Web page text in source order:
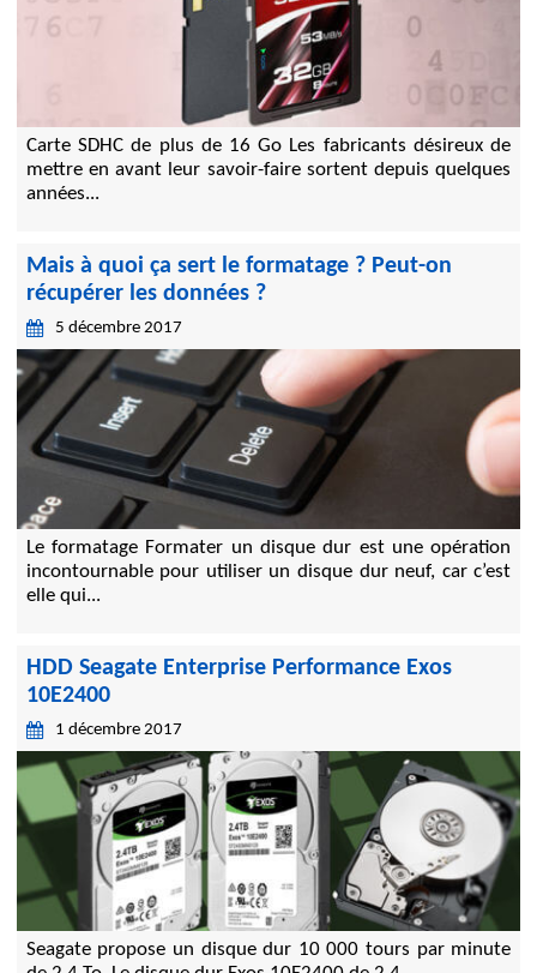
Carte SDHC de plus de 16 Go Les fabricants désireux de
mettre en avant leur savoir-faire sortent depuis quelques
années...
Mais à quoi ça sert le formatage ? Peut-on
récupérer les données ?
5 décembre 2017
Le formatage Formater un disque dur est une opération
incontournable pour utiliser un disque dur neuf, car c’est
elle qui...
HDD Seagate Enterprise Performance Exos
10E2400
1 décembre 2017
Seagate propose un disque dur 10 000 tours par minute